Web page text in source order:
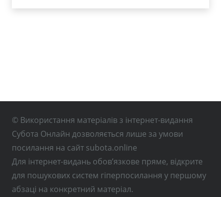
© Використання матеріалів з інтернет-видання
Субота Онлайн дозволяється лише за умови
посилання на сайт subota.online
Для інтернет-видань обов’язкове пряме, відкрите
для пошукових систем гіперпосилання у першому
абзаці на конкретний матеріал.